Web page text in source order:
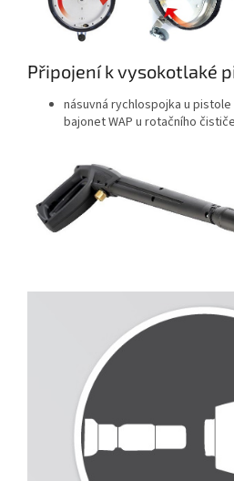
Připojení k vysokotlaké
násuvná rychlospojka u
bajonet WAP u rotačního